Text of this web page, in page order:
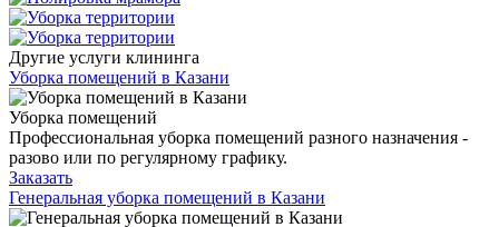
Другие услуги клининга
Уборка помещений в Казани
Уборка помещений
Профессиональная уборка помещений разного назначения -
разово или по регулярному графику.
Заказать
Генеральная уборка помещений в Казани